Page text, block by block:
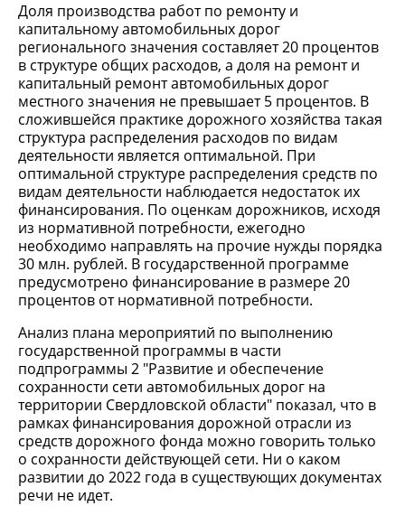
Доля производства работ по ремонту и
капитальному автомобильных дорог
регионального значения составляет 20 процентов
в структуре общих расходов, а доля на ремонт и
капитальный ремонт автомобильных дорог
местного значения не превышает 5 процентов. В
сложившейся практике дорожного хозяйства такая
структура распределения расходов по видам
деятельности является оптимальной. При
оптимальной структуре распределения средств по
видам деятельности наблюдается недостаток их
финансирования. По оценкам дорожников, исходя
из нормативной потребности, ежегодно
необходимо направлять на прочие нужды порядка
30 млн. рублей. В государственной программе
предусмотрено финансирование в размере 20
процентов от нормативной потребности.
Анализ плана мероприятий по выполнению
государственной программы в части
подпрограммы 2 "Развитие и обеспечение
сохранности сети автомобильных дорог на
территории Свердловской области" показал, что в
рамках финансирования дорожной отрасли из
средств дорожного фонда можно говорить только
о сохранности действующей сети. Ни о каком
развитии до 2022 года в существующих документах
речи не идет.